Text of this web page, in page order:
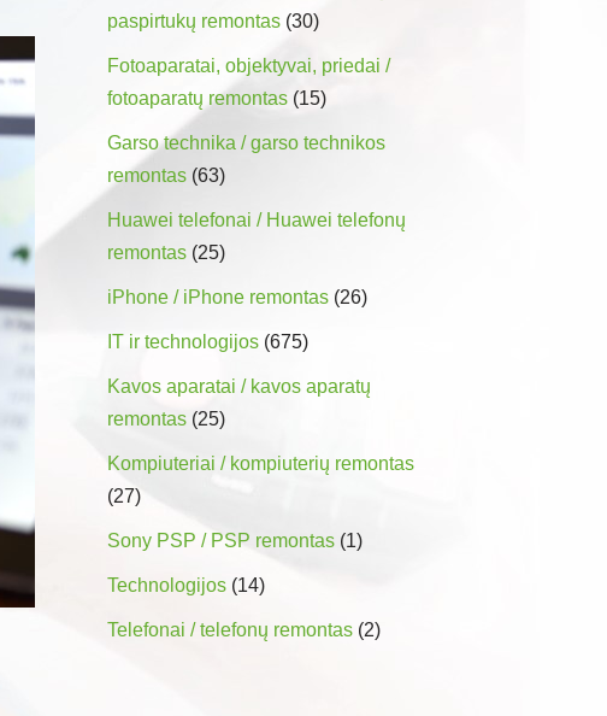
paspirtukų remontas (30)
Fotoaparatai, objektyvai, priedai /
fotoaparatų remontas (15)
Garso technika / garso technikos
remontas (63)
Huawei telefonai / Huawei telefonų
remontas (25)
iPhone / iPhone remontas (26)
IT ir technologijos (675)
Kavos aparatai / kavos aparatų
remontas (25)
Kompiuteriai / kompiuterių remontas
(27)
Sony PSP / PSP remontas (1)
Technologijos (14)
Telefonai / telefonų remontas (2)